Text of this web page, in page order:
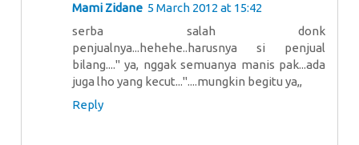
Mami Zidane 5 March 2012 at 15:42
serba salah donk
penjualnya...hehehe..harusnya si penjual
bilang...." ya, nggak semuanya manis pak...ada
juga lho yang kecut..."....mungkin begitu ya,,
Reply